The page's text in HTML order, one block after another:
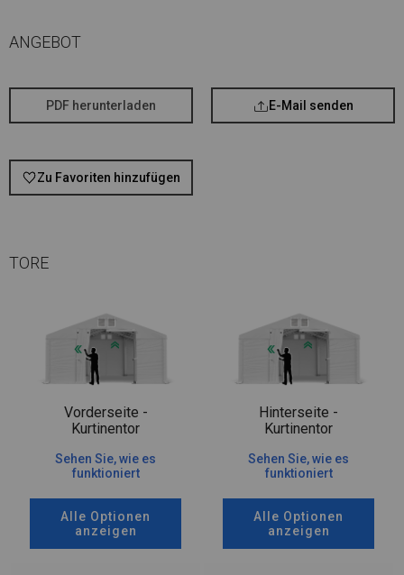
ANGEBOT
PDF herunterladen E-Mail senden
Zu Favoriten hinzufügen
TORE
Vorderseite -
Kurtinentor
Sehen Sie, wie es
funktioniert
Alle Optionen
anzeigen
Hinterseite -
Kurtinentor
Sehen Sie, wie es
funktioniert
Alle Optionen
anzeigen